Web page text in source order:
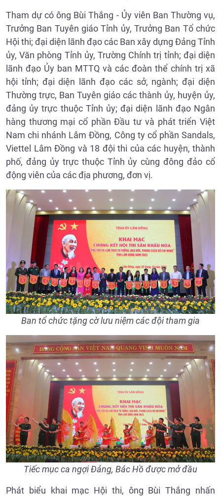
Tham dự có ông Bùi Thắng - Ủy viên Ban Thường vụ,
Trưởng Ban Tuyên giáo Tỉnh ủy, Trưởng Ban Tổ chức
Hội thi; đại diện lãnh đạo các Ban xây dựng Đảng Tỉnh
ủy, Văn phòng Tỉnh ủy, Trường Chính trị tỉnh; đại diện
lãnh đạo Ủy ban MTTQ và các đoàn thể chính trị xã
hội tỉnh; đại diện lãnh đạo các sở, ngành; đại diện
Thường trực, Ban Tuyên giáo các thành ủy, huyện ủy,
đảng ủy trực thuộc Tỉnh ủy; đại diện lãnh đạo Ngân
hàng thương mại cổ phần Đầu tư và phát triển Việt
Nam chi nhánh Lâm Đồng, Công ty cổ phần Sandals,
Viettel Lâm Đồng và 18 đội thi của các huyện, thành
phố, đảng ủy trực thuộc Tỉnh ủy cùng đông đảo cổ
động viên của các địa phương, đơn vị.
Ban tổ chức tặng cờ lưu niệm các đội tham gia
Tiếc mục ca ngợi Đảng, Bác Hồ được mở đầu
Phát biểu khai mạc Hội thi, ông Bùi Thắng nhấn